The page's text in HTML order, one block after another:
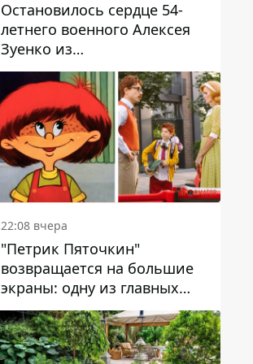
Остановилось сердце 54-
летнего военного Алексея
Зуенко из
Днепропетровской области
22:08 вчера
"Петрик Пяточкин"
возвращается на большие
экраны: одну из главных
ролей сыграет 9-летний
днепрянин Александр
Войтеховский